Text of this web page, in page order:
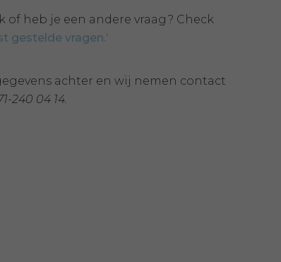
of heb je een andere vraag? Check
gestelde vragen.’
achter en wij nemen contact
240 04 14.